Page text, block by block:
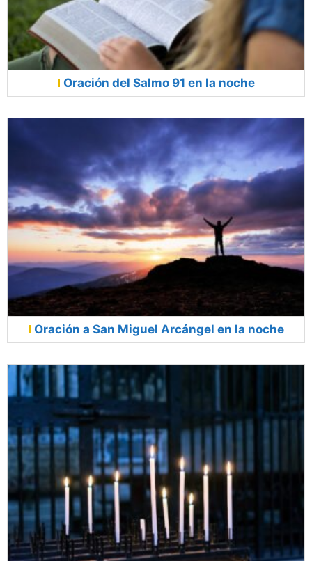
Oración del Salmo 91 en la noche
Oración a San Miguel Arcángel en la noche